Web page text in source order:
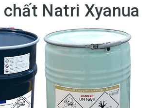
Natri Xyanua